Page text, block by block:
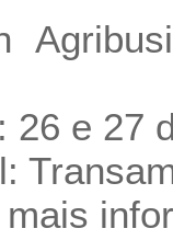
26 e 27
mais